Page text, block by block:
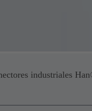
industriales